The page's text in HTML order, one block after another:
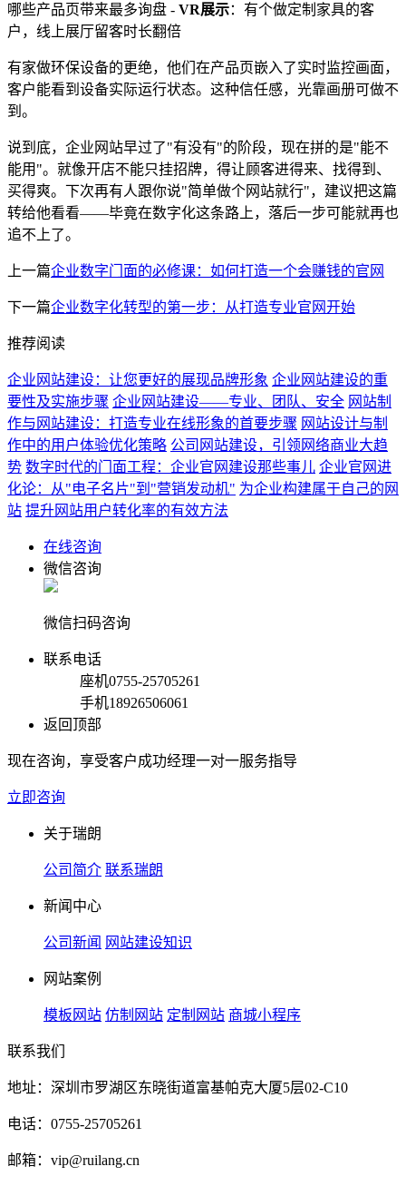
哪些产品页带来最多询盘 - VR展示：有个做定制家具的客
户，线上展厅留客时长翻倍
有家做环保设备的更绝，他们在产品页嵌入了实时监控画面，
客户能看到设备实际运行状态。这种信任感，光靠画册可做不
到。
说到底，企业网站早过了"有没有"的阶段，现在拼的是"能不
能用"。就像开店不能只挂招牌，得让顾客进得来、找得到、
买得爽。下次再有人跟你说"简单做个网站就行"，建议把这篇
转给他看看——毕竟在数字化这条路上，落后一步可能就再也
追不上了。
上一篇企业数字门面的必修课：如何打造一个会赚钱的官网
下一篇企业数字化转型的第一步：从打造专业官网开始
推荐阅读
企业网站建设：让您更好的展现品牌形象 企业网站建设的重
要性及实施步骤 企业网站建设——专业、团队、安全 网站制
作与网站建设：打造专业在线形象的首要步骤 网站设计与制
作中的用户体验优化策略 公司网站建设，引领网络商业大趋
势 数字时代的门面工程：企业官网建设那些事儿 企业官网进
化论：从"电子名片"到"营销发动机" 为企业构建属于自己的网
站 提升网站用户转化率的有效方法
在线咨询
微信咨询
微信扫码咨询
联系电话
座机0755-25705261
手机18926506061
返回顶部
现在咨询，享受客户成功经理一对一服务指导
立即咨询
关于瑞朗
公司简介 联系瑞朗
新闻中心
公司新闻 网站建设知识
网站案例
模板网站 仿制网站 定制网站 商城小程序
联系我们
地址：深圳市罗湖区东晓街道富基帕克大厦5层02-C10
电话：0755-25705261
邮箱：vip@ruilang.cn